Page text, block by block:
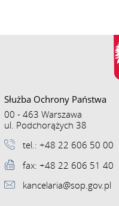
Służba Ochrony Państwa
00 - 463 Warszawa
ul. Podchorążych 38
tel.: +48 22 606 50 00
fax: +48 22 606 51 40
kancelaria@sop.gov.pl